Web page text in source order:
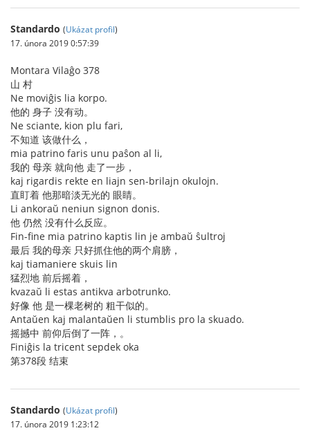
Standardo (Ukázat profil)
17. února 2019 0:57:39
Montara Vilaĝo 378
山 村
Ne moviĝis lia korpo.
他的 身子 没有动。
Ne sciante, kion plu fari,
不知道 该做什么，
mia patrino faris unu paŝon al li,
我的 母亲 就向他 走了一步，
kaj rigardis rekte en liajn sen-brilajn okulojn.
直盯着 他那暗淡无光的 眼睛。
Li ankoraŭ neniun signon donis.
他 仍然 没有什么反应。
Fin-fine mia patrino kaptis lin je ambaŭ ŝultroj
最后 我的母亲 只好抓住他的两个肩膀，
kaj tiamaniere skuis lin
猛烈地 前后摇着，
kvazaŭ li estas antikva arbotrunko.
好像 他 是一棵老树的 粗干似的。
Antaŭen kaj malantaŭen li stumblis pro la skuado.
摇撼中 前仰后倒了一阵，。
Finiĝis la tricent sepdek oka
第378段 结束
Standardo (Ukázat profil)
17. února 2019 1:23:12